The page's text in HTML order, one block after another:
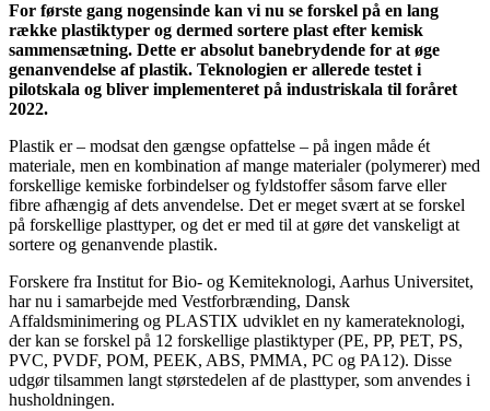
For første gang nogensinde kan vi nu se forskel på en lang
række plastiktyper og dermed sortere plast efter kemisk
sammensætning. Dette er absolut banebrydende for at øge
genanvendelse af plastik. Teknologien er allerede testet i
pilotskala og bliver implementeret på industriskala til foråret
2022.
Plastik er – modsat den gængse opfattelse – på ingen måde ét
materiale, men en kombination af mange materialer (polymerer) med
forskellige kemiske forbindelser og fyldstoffer såsom farve eller
fibre afhængig af dets anvendelse. Det er meget svært at se forskel
på forskellige plasttyper, og det er med til at gøre det vanskeligt at
sortere og genanvende plastik.
Forskere fra Institut for Bio- og Kemiteknologi, Aarhus Universitet,
har nu i samarbejde med Vestforbrænding, Dansk
Affaldsminimering og PLASTIX udviklet en ny kamerateknologi,
der kan se forskel på 12 forskellige plastiktyper (PE, PP, PET, PS,
PVC, PVDF, POM, PEEK, ABS, PMMA, PC og PA12). Disse
udgør tilsammen langt størstedelen af de plasttyper, som anvendes i
husholdningen.